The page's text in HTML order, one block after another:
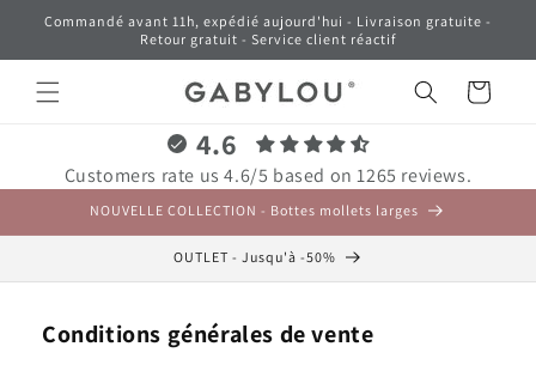
passer
Commandé avant 11h, expédié aujourd'hui - Livraison gratuite -
Retour gratuit - Service client réactif
Panier
4.6
Customers rate us 4.6/5 based on 1265 reviews.
NOUVELLE COLLECTION - Bottes mollets larges
OUTLET - Jusqu'à -50%
Conditions générales de vente